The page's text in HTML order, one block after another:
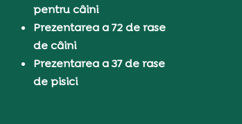
pentru câini
Prezentarea a 72 de rase
de câini
Prezentarea a 37 de rase
de pisici